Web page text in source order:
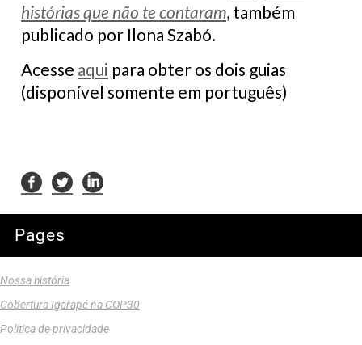
histórias que não te contaram, também
publicado por Ilona Szabó.
Acesse aqui para obter os dois guias
(disponível somente em português)
Pages
Nossa história
Cobertura Igarapé na COP30
Política de privacidade